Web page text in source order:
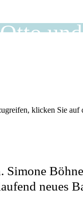
klicken Sie auf
neues